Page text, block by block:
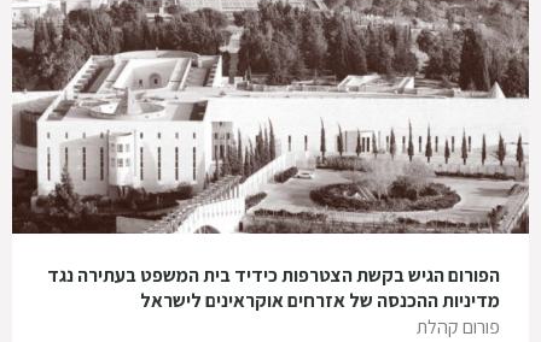
הפורום הגיש בקשת הצטרפות כידיד בית המשפט בעתירה נגד
מדיניות ההכנסה של אזרחים אוקראינים לישראל
פורום קהלת